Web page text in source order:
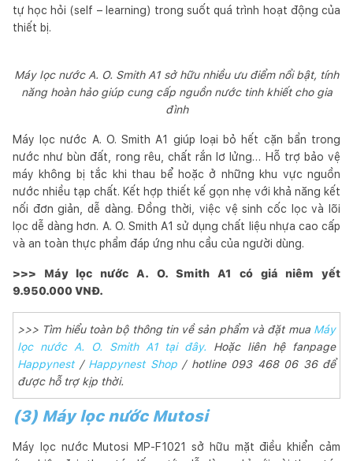
tự học hỏi (self – learning) trong suốt quá trình hoạt động của
thiết bị.
Máy lọc nước A. O. Smith A1 sở hữu nhiều ưu điểm nổi bật, tính
năng hoàn hảo giúp cung cấp nguồn nước tinh khiết cho gia
đình
Máy lọc nước A. O. Smith A1 giúp loại bỏ hết cặn bẩn trong
nước như bùn đất, rong rêu, chất rắn lơ lửng… Hỗ trợ bảo vệ
máy không bị tắc khi thau bể hoặc ở những khu vực nguồn
nước nhiều tạp chất. Kết hợp thiết kế gọn nhẹ với khả năng kết
nối đơn giản, dễ dàng. Đồng thời, việc vệ sinh cốc lọc và lõi
lọc dễ dàng hơn. A. O. Smith A1 sử dụng chất liệu nhựa cao cấp
và an toàn thực phẩm đáp ứng nhu cầu của người dùng.
>>> Máy lọc nước A. O. Smith A1 có giá niêm yết
9.950.000 VNĐ.
>>> Tìm hiểu toàn bộ thông tin về sản phẩm và đặt mua Máy
lọc nước A. O. Smith A1 tại đây. Hoặc liên hệ fanpage
Happynest/ Happynest Shop/ hotline 093 468 06 36 để
được hỗ trợ kịp thời.
(3) Máy lọc nước Mutosi
Máy lọc nước Mutosi MP-F1021 sở hữu mặt điều khiển cảm